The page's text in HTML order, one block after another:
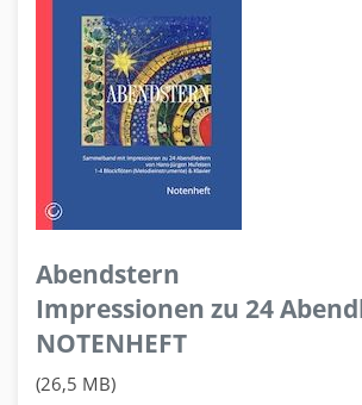
Abendstern
Impressionen zu 24
NOTENHEFT
(26,5 MB)